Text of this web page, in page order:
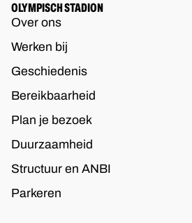
OLYMPISCH STADION
Over ons
Werken bij
Geschiedenis
Bereikbaarheid
Plan je bezoek
Duurzaamheid
Structuur en ANBI
Parkeren